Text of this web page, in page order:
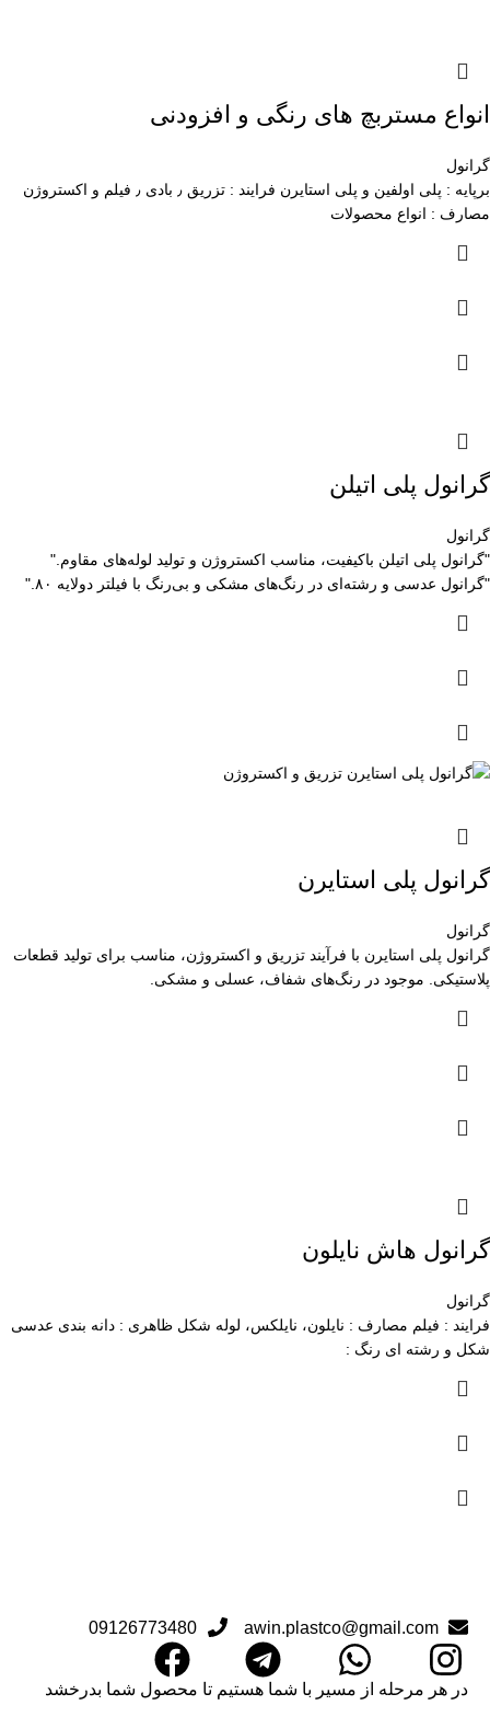
انواع مستربچ های رنگی و افزودنی
گرانول
برپایه : پلی اولفین و پلی استایرن فرایند : تزریق ٫ بادی ٫ فیلم و اکستروژن
مصارف : انواع محصولات
گرانول پلی اتیلن
گرانول
"گرانول پلی اتیلن باکیفیت، مناسب اکستروژن و تولید لوله‌های مقاوم."
"گرانول عدسی و رشته‌ای در رنگ‌های مشکی و بی‌رنگ با فیلتر دولایه ۸۰."
گرانول پلی استایرن
گرانول
گرانول پلی استایرن با فرآیند تزریق و اکستروژن، مناسب برای تولید قطعات
پلاستیکی. موجود در رنگ‌های شفاف، عسلی و مشکی.
گرانول هاش نایلون
گرانول
فرایند : فیلم مصارف : نایلون، نایلکس، لوله شکل ظاهری : دانه بندی عدسی
شکل و رشته ای رنگ :
awin.plastco@gmail.com
09126773480
در هر مرحله از مسیر با شما هستیم تا محصول شما بدرخشد